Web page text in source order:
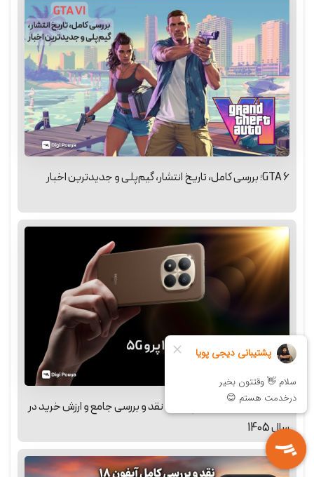
GTA 6؛ بررسی کامل، تاریخ انتشار، گیم‌پلی و جدیدترین اخبار
شیائومی ردمی نوت 15 پرو 5G؛ نقد و بررسی جامع و ارزش خرید در
سال 1405